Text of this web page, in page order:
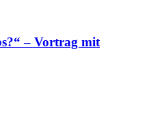
– Vortrag mit